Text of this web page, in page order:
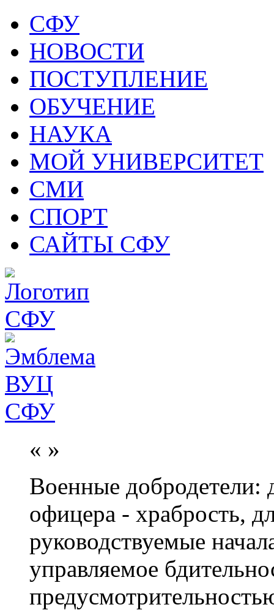
СФУ
НОВОСТИ
ПОСТУПЛЕНИЕ
ОБУЧЕНИЕ
НАУКА
МОЙ УНИВЕРСИТЕТ
СМИ
СПОРТ
САЙТЫ СФУ
« »
Военные добродетели:
офицера - храбрость,
руководствуемые
управляемое